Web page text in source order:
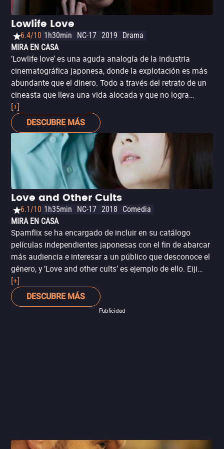
Lowlife Love
6.4/10 1h30min NC-17 2019
Drama
MIRA EN CASA
‘Lowlife love’ es una aguda analogía de la industria
cinematográfica japonesa, donde la explotación es más
abundante que el dinero. Todo a través del retrato de un
cineasta que lleva una vida alocada y que no logra
replicar el éxito de su primera película. Spamflix le
apuesta a una película japonesa independiente con una
historia más lúgubre y compleja que sí requiere mucha
atención del espectador. Si te gustan las películas crudas
que te hacen reír y reflexionar al mismo tiempo, ésta es
para ti.
[+]
DESCUBRE MÁS
Love and Other Cults
6.1/10 1h35min NC-17 2018
Comedia
MIRA EN CASA
Spamflix se ha encargado de incluir en su catálogo
películas independientes japonesas con el fin de abarcar
más audiencia e interesar a un público que desconoce el
género, y ‘Love and other cults’ es ejemplo de ello. Eiji
Uchida regresa al mundo de los perdedores e
inadaptados como en ‘Lowlife Love’, otro de sus estrenos
recientes. Uchida hace malabares con los distintos arcos
[+]
DESCUBRE MÁS
Publicidad